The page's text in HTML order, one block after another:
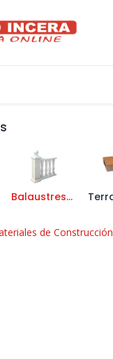
Balaustres y Pasamanos
de Construcción